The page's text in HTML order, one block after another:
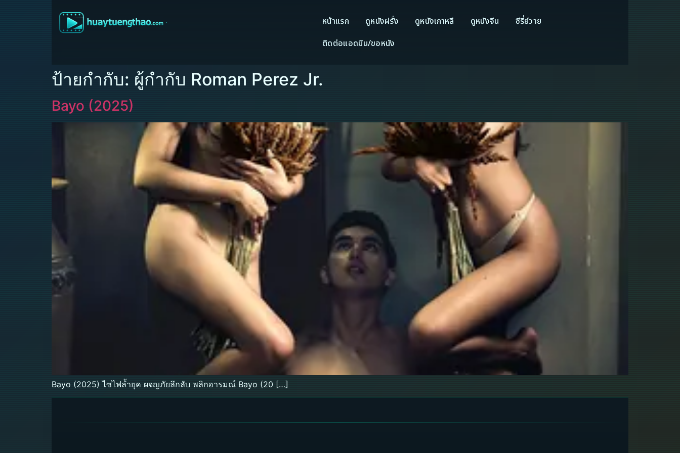
หน้าแรก ดูหนังฝรั่ง ดูหนังเกาหลี ดูหนังจีน
ซีรี่ย์วาย
ติดต่อแอดมิน/ขอหนัง
ป้ายกำกับ: ผู้กำกับ Roman Perez Jr.
Bayo (2025)
Bayo (2025) ไซไฟล้ำยุค ผจญภัยลึกลับ พลิกอารมณ์ Bayo (20 […]